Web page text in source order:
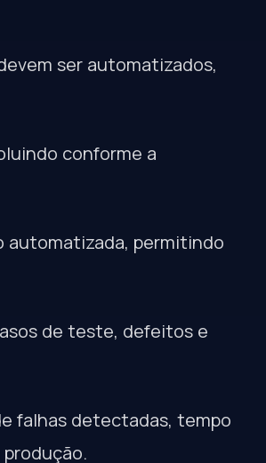
ser automatizados,
conforme a
automatizada, permitindo
de teste, defeitos e
falhas detectadas, tempo